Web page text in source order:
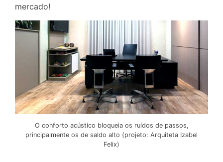
mercado!
O conforto acústico bloqueia os ruídos de passos,
principalmente os de saldo alto (projeto: Arquiteta Izabel
Felix)